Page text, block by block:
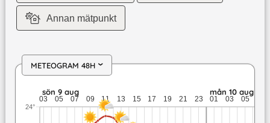
Annan mätpunkt
METEOGRAM 48H ›
sön 9 aug: 23 till 15,4 grader: ingen nederbörd: upp till
sön 9 aug mån 10 aug
03 05 07 09 11 13 15 17 19 21 23 01 03 05
24°